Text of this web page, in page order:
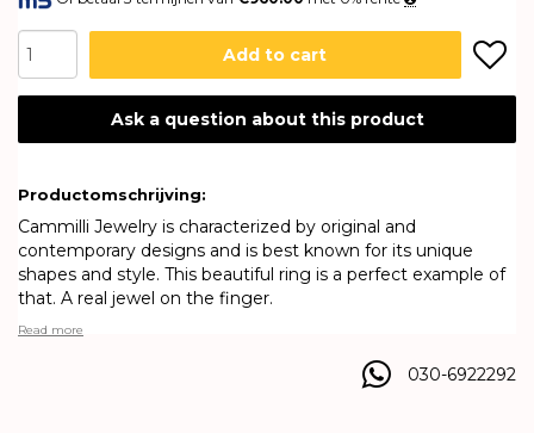
Add to cart
Ask a question about this product
Productomschrijving:
Cammilli Jewelry is characterized by original and
contemporary designs and is best known for its unique
shapes and style. This beautiful ring is a perfect example of
that. A real jewel on the finger.
Read more
030-6922292